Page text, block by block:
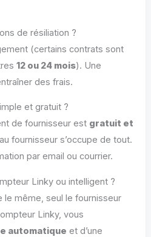
de résiliation ?
(certains contrats sont
12 ou 24 mois). Une
des frais.
et gratuit ?
de fournisseur est gratuit et
fournisseur s’occupe de tout.
par email ou courrier.
Linky ou intelligent ?
le même, seul le fournisseur
Linky, vous
automatique et d’une